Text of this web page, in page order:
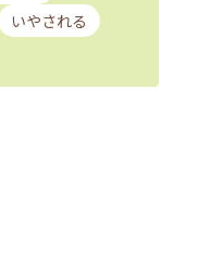
いやされる